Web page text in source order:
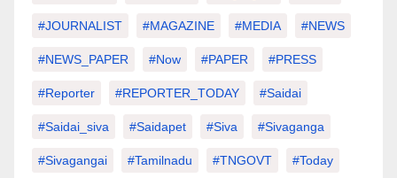
#JOURNALIST #MAGAZINE #MEDIA #NEWS
#NEWS_PAPER #Now #PAPER #PRESS
#Reporter #REPORTER_TODAY #saidai
#saidai_siva #saidapet #Siva #Sivaganga
#sivagangai #tamilnadu #TNGOVT #today